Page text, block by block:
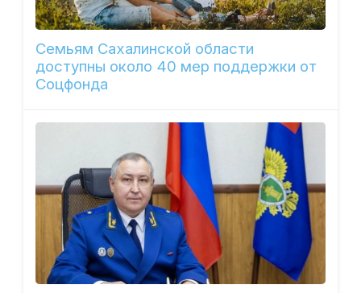
Семьям Сахалинской области
доступны около 40 мер поддержки от
Соцфонда